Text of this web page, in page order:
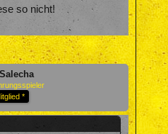
so nicht!
Salecha
*